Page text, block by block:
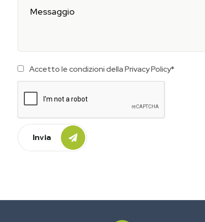
Accetto le condizioni dellaPrivacy Policy*
Invia